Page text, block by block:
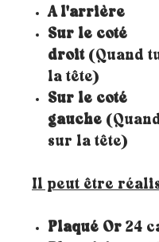
A l'arrière
Sur le coté
droit(Quand
la tête)
Sur le coté
gauche
sur la tête)
Il peut être
Plaqué Or 24